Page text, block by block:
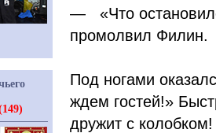
— «Что
промолвил Филин.
Под ногами
ждем гостей!»
дружит с колобком!